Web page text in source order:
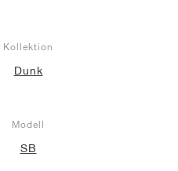
Kollektion
Dunk
Modell
SB